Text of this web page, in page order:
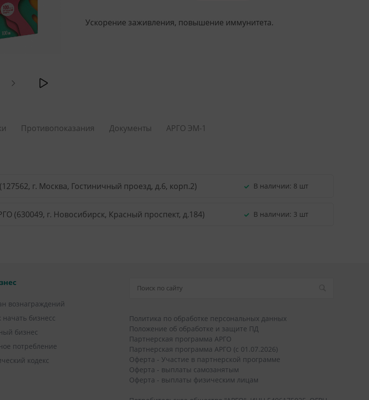
Ускорение заживления, повышение иммунитета.
Противопоказания Документы АРГО ЭМ-1
г. Москва, Гостиничный проезд, д.6, корп.2) В наличии: 8 шт
(630049, г. Новосибирск, Красный проспект, д.184) В наличии: 3 шт
вознаграждений
начать бизнесс
бизнес
потребление
кодекс
Политика по обработке персональных данных
Положение об обработке и защите ПД
Партнерская программа АРГО
Партнерская программа АРГО (с 01.07.2026)
Оферта - Участие в партнерской программе
Оферта - выплаты самозанятым
Оферта - выплаты физическим лицам